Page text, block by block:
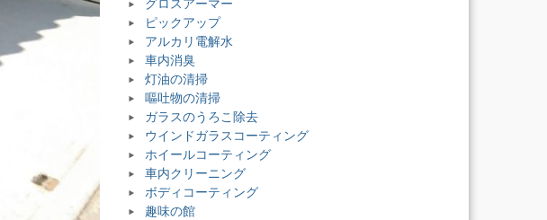
ピックアップ
アルカリ電解水
車内消臭
灯油の清掃
嘔吐物の清掃
ガラスのうろこ除去
ウインドガラスコーティング
ホイールコーティング
車内クリーニング
ボディコーティング
趣味の館